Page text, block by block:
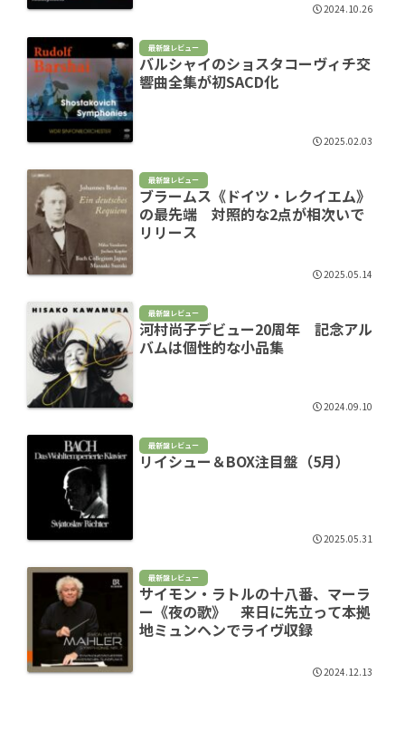
2024.10.26
最新盤レビュー
バルシャイのショスタコーヴィチ交
響曲全集が初SACD化
2025.02.03
最新盤レビュー
ブラームス《ドイツ・レクイエム》
の最先端 対照的な2点が相次いで
リリース
2025.05.14
最新盤レビュー
河村尚子デビュー20周年 記念アル
バムは個性的な小品集
2024.09.10
最新盤レビュー
リイシュー＆BOX注目盤（5月）
2025.05.31
最新盤レビュー
サイモン・ラトルの十八番、マーラ
ー《夜の歌》 来日に先立って本拠
地ミュンヘンでライヴ収録
2024.12.13